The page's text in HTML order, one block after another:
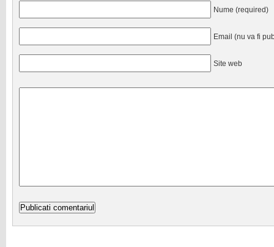
Nume (required)
Email (nu va fi
Site web